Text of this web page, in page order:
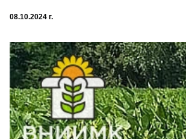
08.10.2024 г.